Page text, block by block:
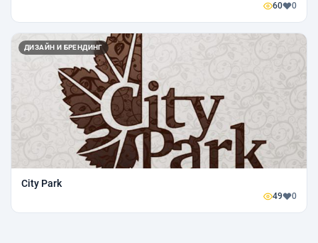
60 0
ДИЗАЙН И БРЕНДИНГ
City Park
49 0